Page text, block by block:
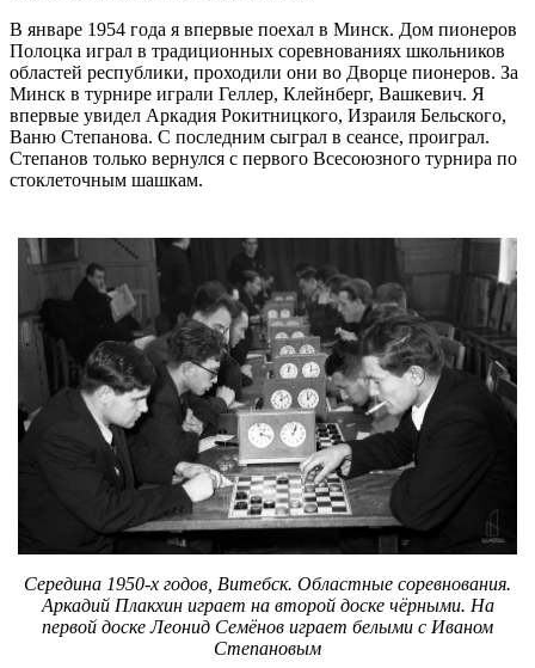
В январе 1954 года я впервые поехал в Минск. Дом пионеров
Полоцка играл в традиционных соревнованиях школьников
областей республики, проходили они во Дворце пионеров. За
Минск в турнире играли Геллер, Клейнберг, Вашкевич. Я
впервые увидел Аркадия Рокитницкого, Израиля Бельского,
Ваню Степанова. С последним сыграл в сеансе, проиграл.
Степанов только вернулся с первого Всесоюзного турнира по
стоклеточным шашкам.
Середина 1950-х годов, Витебск. Областные соревнования.
Аркадий Плакхин играет на второй доске чёрными. На
первой доске Леонид Семёнов играет белыми с Иваном
Степановым